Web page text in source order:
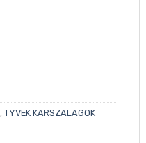
, TYVEK KARSZALAGOK